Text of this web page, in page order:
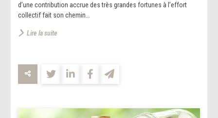
d’une contribution accrue des très grandes fortunes à l’effort
collectif fait son chemin...
Lire la suite